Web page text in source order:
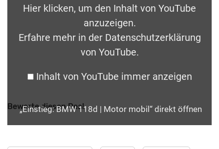
Hier klicken, um den Inhalt von YouTube
anzuzeigen.
Erfahre mehr in der Datenschutzerklärung
von YouTube.
Inhalt von YouTube immer anzeigen
„Einstieg: BMW 118d | Motor mobil“ direkt öffnen
Bewerte diesen Deal